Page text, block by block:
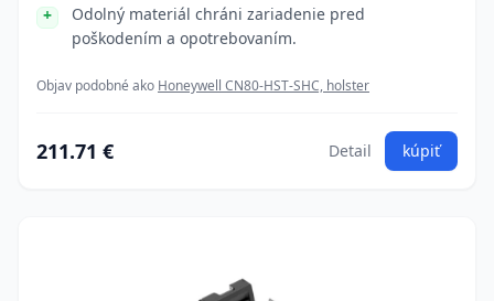
Odolný materiál chráni zariadenie pred
poškodením a opotrebovaním.
Objav podobné ako Honeywell CN80-HST-SHC, holster
211.71 € Detail kúpiť